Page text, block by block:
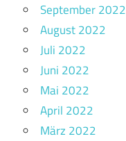
September 2022
August 2022
Juli 2022
Juni 2022
Mai 2022
April 2022
März 2022